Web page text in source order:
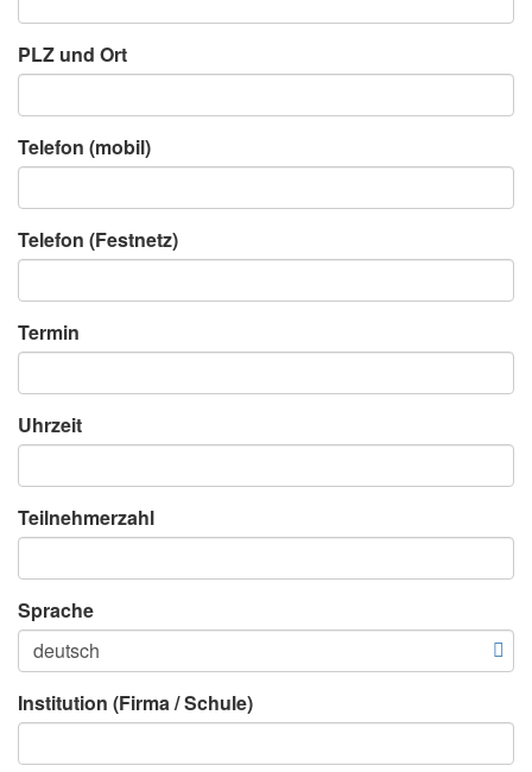
PLZ und Ort
Telefon (mobil)
Telefon (Festnetz)
Termin
Uhrzeit
Teilnehmerzahl
Sprache
Institution (Firma / Schule)